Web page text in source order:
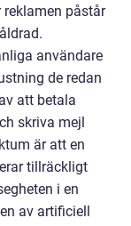
reklamen påstår
användare
de redan
att betala
skriva mejl
är att en
tillräckligt
i en
av artificiell